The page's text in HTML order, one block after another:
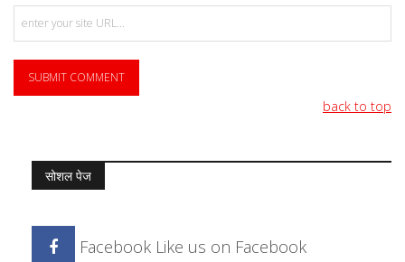
back to top
सोशल पेज
Facebook Like us on Facebook